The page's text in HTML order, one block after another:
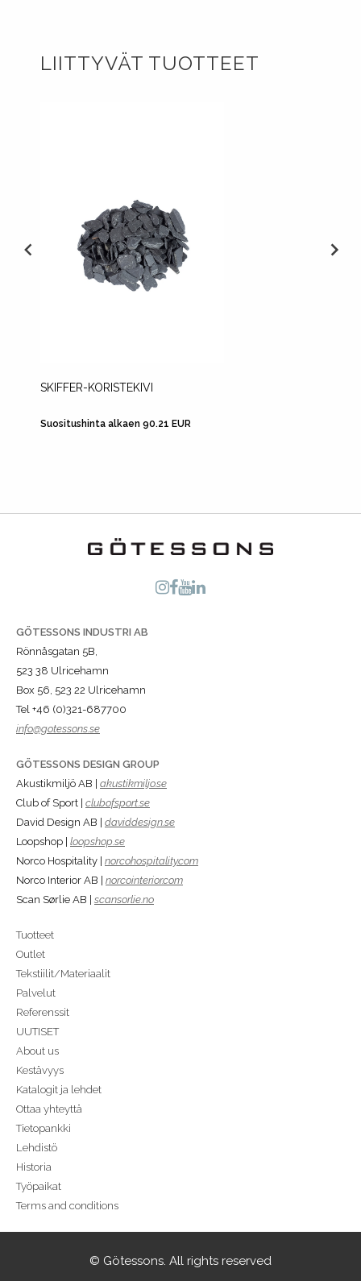
LIITTYVÄT TUOTTEET
SKIFFER-KORISTEKIVI
Suositushinta alkaen 90.21 EUR
GÖTESSONS INDUSTRI AB
Rönnåsgatan 5B,
523 38 Ulricehamn
Box 56, 523 22 Ulricehamn
Tel +46 (0)321-687700
info@gotessons.se
GÖTESSONS DESIGN GROUP
Akustikmiljö AB | akustikmiljo.se
Club of Sport | clubofsport.se
David Design AB | daviddesign.se
Loopshop | loopshop.se
Norco Hospitality | norcohospitality.com
Norco Interior AB | norcointerior.com
Scan Sørlie AB | scansorlie.no
Tuotteet
Outlet
Tekstiilit/Materiaalit
Palvelut
Referenssit
UUTISET
About us
Kestävyys
Katalogit ja lehdet
Ottaa yhteyttä
Tietopankki
Lehdistö
Historia
Työpaikat
Terms and conditions
© Götessons. All rights reserved